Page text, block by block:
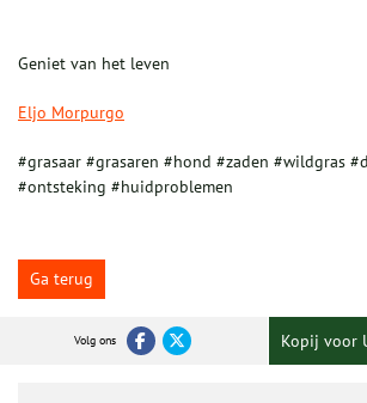
Geniet van het leven
Eljo Morpurgo
#grasaar #grasaren #hond #zaden #wildgras
#ontsteking #huidproblemen
Ga terug
Volg ons Kopij voor